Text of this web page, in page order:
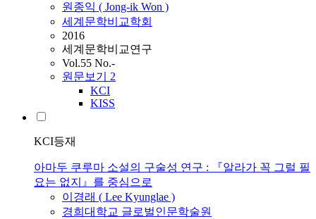
원종익 ( Jong-ik Won )
세계문학비교학회
2016
세계문학비교연구
Vol.55 No.-
원문보기 2
KCI
KISS
KCI등재
아마두 쿠루마 소설의 구술성 연구 : 『알라가 꼭 그럴 필
요는 없지』를 중심으로
이경래 ( Lee Kyunglae )
경희대학교 글로벌인문학술원